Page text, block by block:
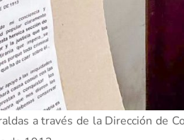
a través de la Dirección de